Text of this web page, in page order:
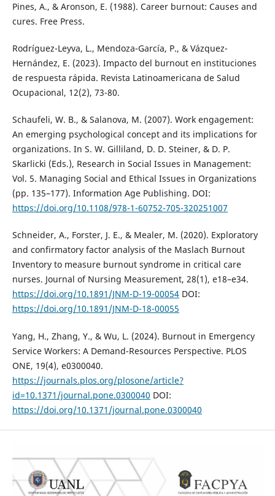
Pines, A., & Aronson, E. (1988). Career burnout: Causes and
cures. Free Press.
Rodríguez-Leyva, L., Mendoza-García, P., & Vázquez-
Hernández, E. (2023). Impacto del burnout en instituciones
de respuesta rápida. Revista Latinoamericana de Salud
Ocupacional, 12(2), 73-80.
Schaufeli, W. B., & Salanova, M. (2007). Work engagement:
An emerging psychological concept and its implications for
organizations. In S. W. Gilliland, D. D. Steiner, & D. P.
Skarlicki (Eds.), Research in Social Issues in Management:
Vol. 5. Managing Social and Ethical Issues in Organizations
(pp. 135–177). Information Age Publishing. DOI:
https://doi.org/10.1108/978-1-60752-705-320251007
Schneider, A., Forster, J. E., & Mealer, M. (2020). Exploratory
and confirmatory factor analysis of the Maslach Burnout
Inventory to measure burnout syndrome in critical care
nurses. Journal of Nursing Measurement, 28(1), e18–e34.
https://doi.org/10.1891/JNM-D-19-00054DOI:
https://doi.org/10.1891/JNM-D-18-00055
Yang, H., Zhang, Y., & Wu, L. (2024). Burnout in Emergency
Service Workers: A Demand-Resources Perspective. PLOS
ONE, 19(4), e0300040.
https://journals.plos.org/plosone/article?
id=10.1371/journal.pone.0300040 DOI:
https://doi.org/10.1371/journal.pone.0300040